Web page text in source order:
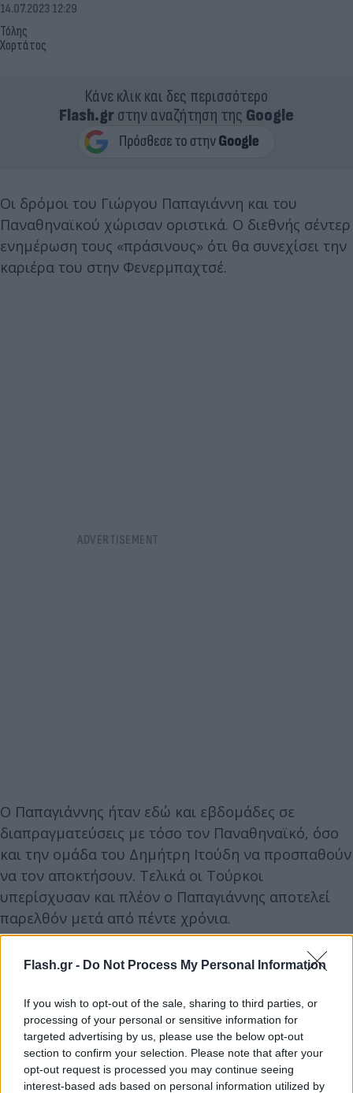
Flash.gr - Do Not Process My Personal Information
If you wish to opt-out of the sale, sharing to third parties, or
processing of your personal or sensitive information for
targeted advertising by us, please use the below opt-out
section to confirm your selection. Please note that after your
opt-out request is processed you may continue seeing
interest-based ads based on personal information utilized by
Τόλης
Χορτάτος
14.07.2023 12:29
Κάνε κλικ και δες περισσότερο
Flash.grστην αναζήτηση της Google
Οι δρόμοι του Γιώργου Παπαγιάννη και του
Παναθηναϊκού χώρισαν οριστικά. Ο διεθνής σέντερ
ενημέρωση τους «πράσινους» ότι θα συνεχίσει την
καριέρα του στην Φενερμπαχτσέ.
Ο Παπαγιάννης ήταν εδώ και εβδομάδες σε
διαπραγματεύσεις με τόσο τον Παναθηναϊκό, όσο
και την ομάδα του Δημήτρη Ιτούδη να προσπαθούν
να τον αποκτήσουν. Τελικά οι Τούρκοι
υπερίσχυσαν και πλέον ο Παπαγιάννης αποτελεί
παρελθόν μετά από πέντε χρόνια.